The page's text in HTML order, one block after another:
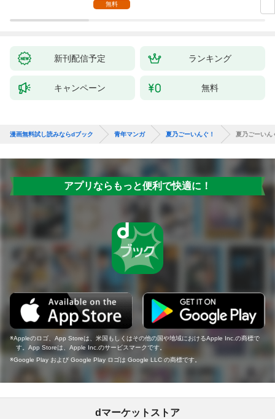
無料
新刊配信予定 ランキング
キャンペーン 無料
漫画無料試し読みならdブック 青年マンガ 夏乃ごーいんぐ！ 夏乃ごーい
アプリならもっと便利で快適に！
Appleのロゴ、App Storeは、米国もしくはその他の国や地域におけるApple Inc.の商標で
す。App Storeは、Apple Inc.のサービスマークです。
Google Play および Google Play ロゴは Google LLC の商標です。
dマーケットストア